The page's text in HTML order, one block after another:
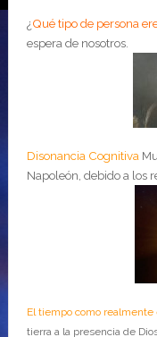
¿Qué tipo de persona
espera de nosotros.
Disonancia Cognitiva
Napoleón, debido a los
El tiempo como realmente
tierra a la presencia de